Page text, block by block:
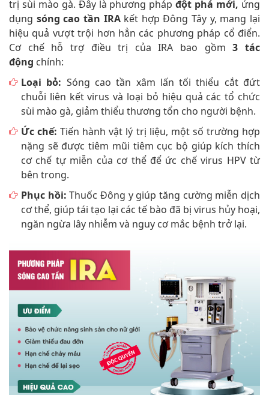
trị sùi mào gà. Đây là phương pháp đột phá mới, ứng
dụng sóng cao tần IRAkết hợp Đông Tây y, mang lại
hiệu quả vượt trội hơn hẳn các phương pháp cổ điển.
Cơ chế hỗ trợ điều trị của IRA bao gồm3 tác
động chính:
Loại bỏ: Sóng cao tần xâm lấn tối thiểu cắt đứt
chuỗi liên kết virus và loại bỏ hiệu quả các tổ chức
sùi mào gà, giảm thiểu thương tổn cho người bệnh.
Ức chế:Tiến hành vật lý trị liệu, một số trường hợp
nặng sẽ được tiêm mũi tiêm cục bộ giúp kích thích
cơ chế tự miễn của cơ thể để ức chế virus HPV từ
bên trong.
Phục hồi:Thuốc Đông y giúp tăng cường miễn dịch
cơ thể, giúp tái tạo lại các tế bào đã bị virus hủy hoại,
ngăn ngừa lây nhiễm và nguy cơ mắc bệnh trở lại.